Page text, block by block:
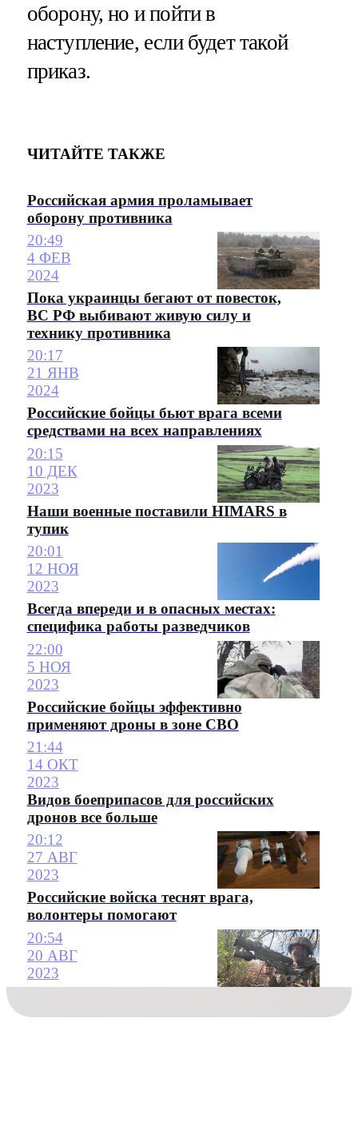
оборону, но и пойти в
наступление, если будет такой
приказ.
ЧИТАЙТЕ ТАКЖЕ
Российская армия проламывает
оборону противника
20:49
4 ФЕВ
2024
Пока украинцы бегают от повесток,
ВС РФ выбивают живую силу и
технику противника
20:17
21 ЯНВ
2024
Российские бойцы бьют врага всеми
средствами на всех направлениях
20:15
10 ДЕК
2023
Наши военные поставили HIMARS в
тупик
20:01
12 НОЯ
2023
Всегда впереди и в опасных местах:
специфика работы разведчиков
22:00
5 НОЯ
2023
Российские бойцы эффективно
применяют дроны в зоне СВО
21:44
14 ОКТ
2023
Видов боеприпасов для российских
дронов все больше
20:12
27 АВГ
2023
Российские войска теснят врага,
волонтеры помогают
20:54
20 АВГ
2023